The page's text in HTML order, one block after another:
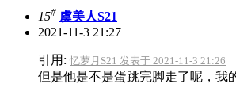
15# 虞美人S21
2021-11-3 21:27
引用: 忆萝月S21 发表于 2021-11-3 21:26
但是他是不是蛋跳完脚走了呢，我